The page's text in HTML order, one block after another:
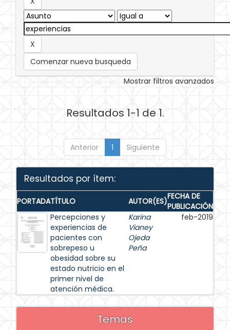
Comenzar nueva busqueda
Mostrar filtros avanzados
Resultados 1-1 de 1.
Anterior 1 Siguiente
Resultados por ítem:
PORTADATÍTULO AUTOR(ES)FECHA DE
PUBLICACIÓN
Percepciones y
experiencias de
pacientes con
sobrepeso u
obesidad sobre su
estado nutricio en el
primer nivel de
atención médica.
Karina
Vianey
Ojeda
Peña
feb-2019
Temas